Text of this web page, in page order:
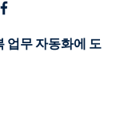
Share
Facebook
업무 자동화에 도